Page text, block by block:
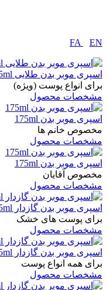
FA EN
اسپری موبر بدن طلایی 175ml
برای انواع پوست (ویژه)
مشخصات محصول
اسپری موبر بدن 175ml
مخصوص خانم ها
مشخصات محصول
اسپری موبر بدن 175ml
مخصوص آقایان
مشخصات محصول
اسپری موبر بدن گازدار 175ml
برای پوست های خشک
مشخصات محصول
اسپری موبر بدن گازدار 175ml
برای همه انواع پوست
مشخصات محصول